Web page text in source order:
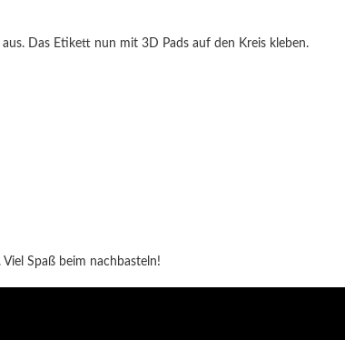
Das Etikett nun mit 3D Pads auf den Kreis kleben.
Spaß beim nachbasteln!